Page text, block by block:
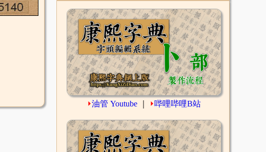
⏵油管 Youtube ⏵哔哩哔哩B站